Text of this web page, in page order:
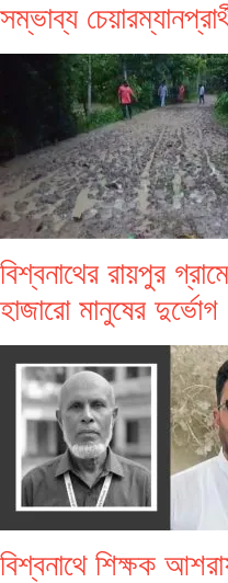
সম্ভাব্য
বিশ্বনাথের রায়পুর
হাজারো মানুষের দুর্ভোগ
বিশ্বনাথে শিক্ষক